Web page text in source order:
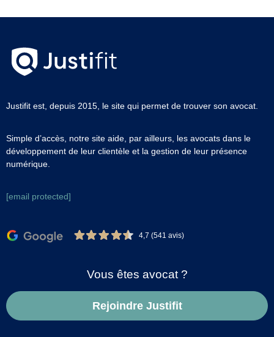
Justifit est, depuis 2015, le site qui permet de trouver son avocat.
Simple d’accès, notre site aide, par ailleurs, les avocats dans le
développement de leur clientèle et la gestion de leur présence
numérique.
[email protected]
4,7 (541 avis)
Vous êtes avocat ?
Rejoindre Justifit